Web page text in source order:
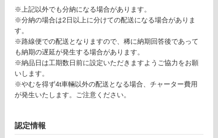
品
仕
様
を
ご
確
く
だ
※上記以外でも分納になる場合があります。
※分納の場合は2日以上に分けての配送になる場合がありま
す。
※路線便での配送となりますので、稀に納期回答後であって
も納期の遅延が発生する場合があります。
※納品日は工期数日前に設定いただきますようご協力をお願
いします。
※やむを得ず4t車輛以外の配送となる場合、チャーター費用
が発生いたします。ご注意ください。
認定情報